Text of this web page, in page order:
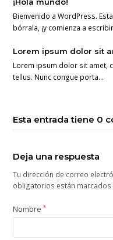
Bienvenido a WordPress.
bórrala, ¡y comienza a
Lorem ipsum dolor sit
Lorem ipsum dolor sit amet,
tellus. Nunc congue porta…
Esta entrada tiene 0
Deja una respuesta
Tu dirección de correo
obligatorios están
Nombre*